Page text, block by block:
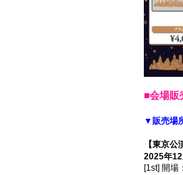
■会場販
▼販売場
【東京公
2025年
[1st] 開